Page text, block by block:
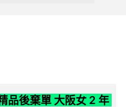
品後棄單 大阪女 2 年